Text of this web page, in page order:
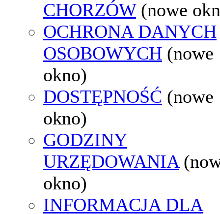
CHORZÓW (nowe
OCHRONA DANYCH
OSOBOWYCH (nowe
okno)
DOSTĘPNOŚĆ (nowe
okno)
GODZINY
URZĘDOWANIA
okno)
INFORMACJA DLA